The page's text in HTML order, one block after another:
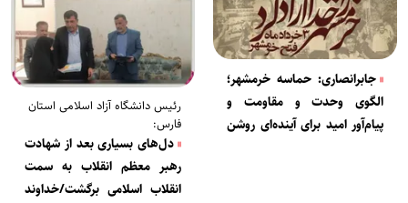
جابرانصاری: حماسه خرمشهر؛
الگوی وحدت و مقاومت و
پیام‌آور امید برای آینده‌ای روشن
رئیس دانشگاه آزاد اسلامی استان
فارس:
دل‌های بسیاری بعد از شهادت
رهبر معظم انقلاب به سمت
انقلاب اسلامی برگشت/خداوند